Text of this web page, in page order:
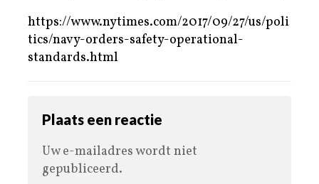
https://www.nytimes.com/2017/09/27/us/poli
tics/navy-orders-safety-operational-
standards.html
Plaats een reactie
Uw e-mailadres wordt niet
gepubliceerd.